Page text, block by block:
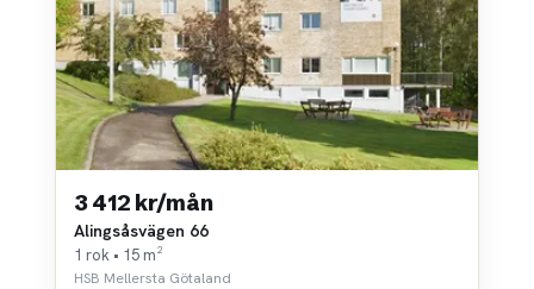
3 412 kr/mån
Alingsåsvägen 66
1 rok • 15 m²
HSB Mellersta Götaland